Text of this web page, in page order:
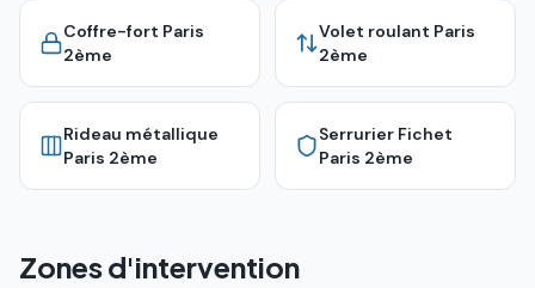
Coffre-fort Paris
2ème
Volet roulant Paris
2ème
Rideau métallique
Paris 2ème
Serrurier Fichet
Paris 2ème
Zones d'intervention